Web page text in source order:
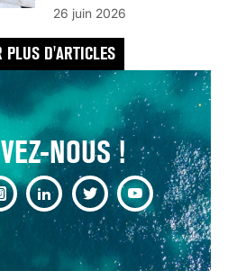
26 juin 2026
PLUS D'ARTICLES
NOUS !
POUR TOUTES LES
MALADIES
18 juil 2022
INSUFFISANCE
CARDIAQUE : LES
SIGNAUX D’ALERTE
AVANT… LA MORT
25 août 2024